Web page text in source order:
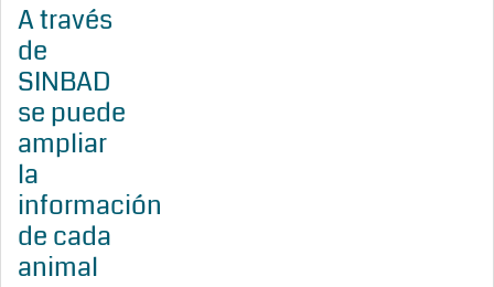
A través
de
SINBAD
se puede
ampliar
la
información
de cada
animal